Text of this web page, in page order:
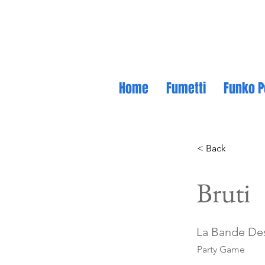
Home Fumetti Funko
< Back
Bruti
La Bande
Party Game